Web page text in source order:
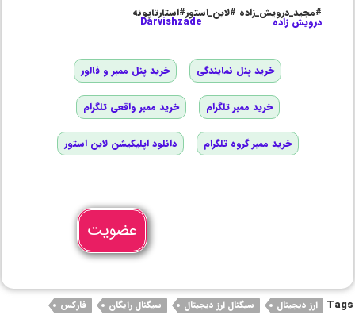
#مجید_درویش_زاده #لاین_استور#استارتاپونه
درویش زاده Darvishzade
خرید پنل نمایندگی خرید پنل ممبر و فالور
خرید ممبر تلگرام خرید ممبر واقعی تلگرام
خرید ممبر گروه تلگرام دانلود اپلیکیشن لاین استور
عضویت
Tags ارز دیجیتال سیگنال ارز دیجیتال سیگنال رایگان فارکس